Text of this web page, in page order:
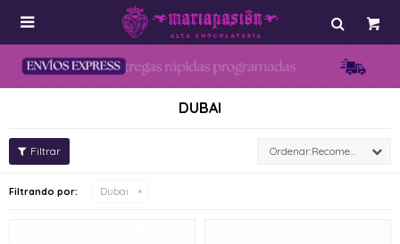

DUBAI
Recomendados
Filtrando por: Dubai